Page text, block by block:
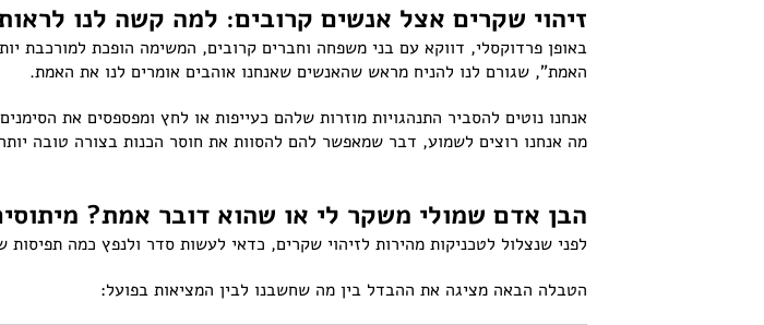
זיהוי שקרים אצל אנשים קרובים: למה קשה לנו
באופן פרדוקסלי, דווקא עם בני משפחה וחברים קרובים, המשימה הופכת למורכבת
האמת", שגורם לנו להניח מראש שהאנשים שאנחנו אוהבים אומרים לנו את האמת.
אנחנו נוטים להסביר התנהגויות מוזרות שלהם כעייפות או לחץ ומפספסים את
מה אנחנו רוצים לשמוע, דבר שמאפשר להם להסוות את חוסר הכנות בצורה טובה
הבן אדם שמולי משקר לי או שהוא דובר אמת?
לפני שנצלול לטכניקות מהירות לזיהוי שקרים, כדאי לעשות סדר ולנפץ כמה
הטבלה הבאה מציגה את ההבדל בין מה שחשבנו לבין המציאות בפועל: